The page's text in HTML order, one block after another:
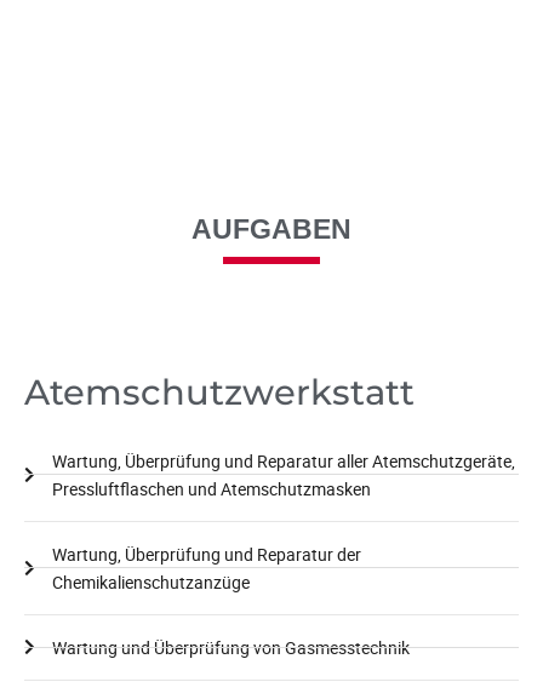
AUFGABEN
Atemschutzwerkstatt
Wartung, Überprüfung und Reparatur aller Atemschutzgeräte,
Pressluftflaschen und Atemschutzmasken
Wartung, Überprüfung und Reparatur der
Chemikalienschutzanzüge
Wartung und Überprüfung von Gasmesstechnik